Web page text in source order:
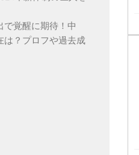
で覚醒に期待！中
は？プロフや過去成